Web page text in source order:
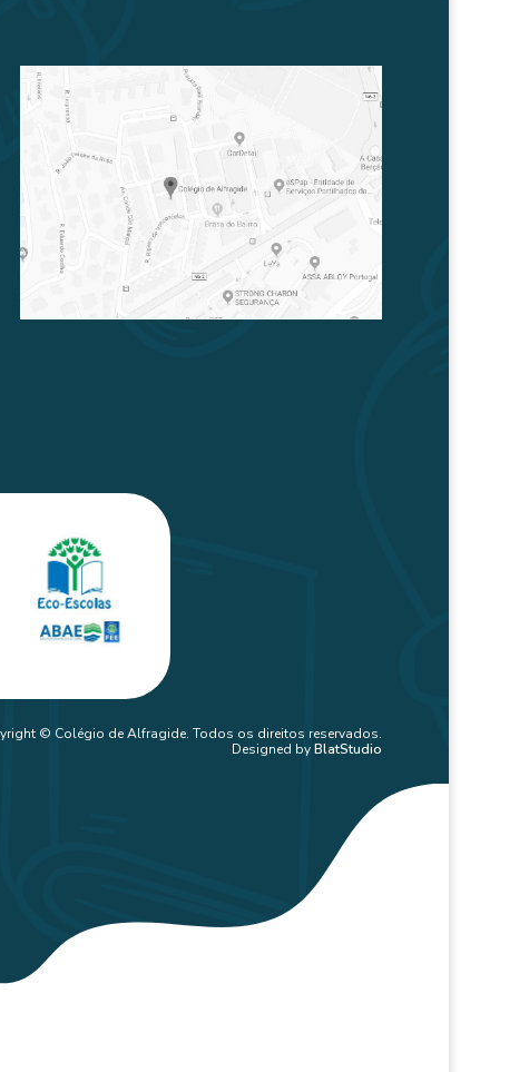
© Colégio de Alfragide. Todos os direitos reservados.
Designed byBlatStudio